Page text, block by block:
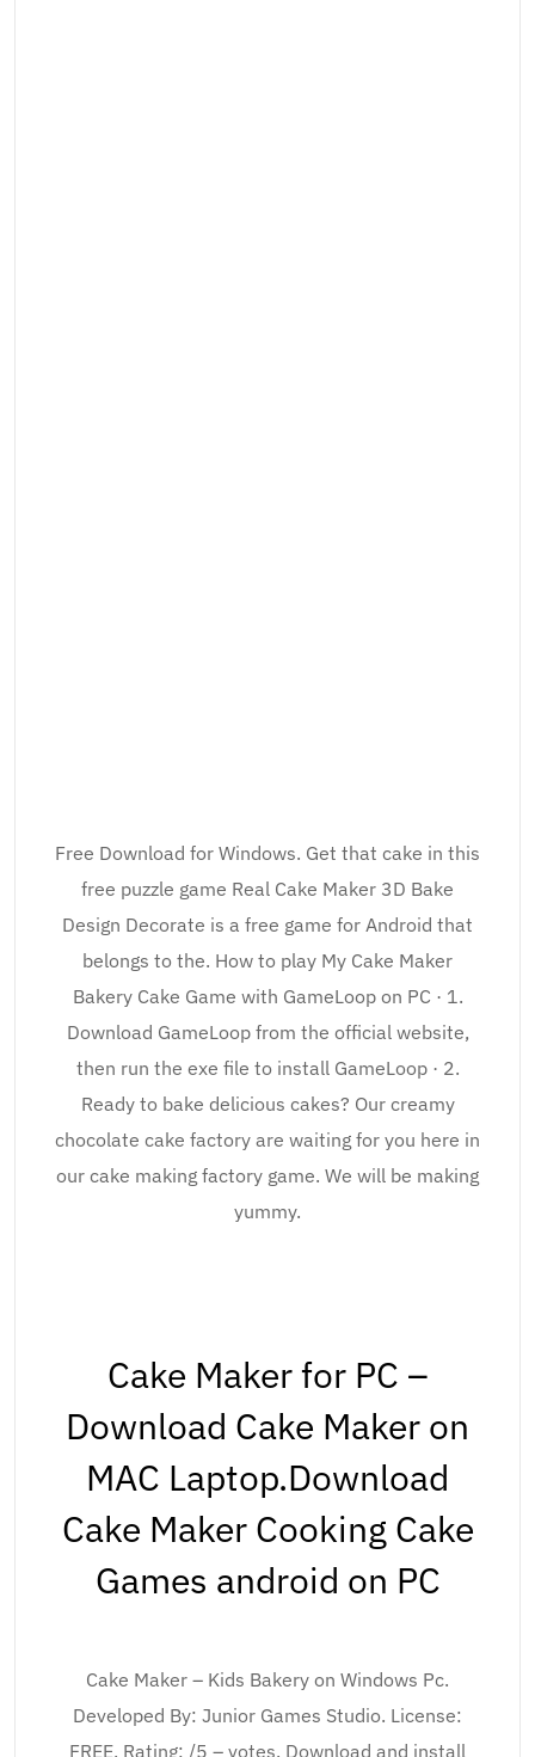
Free Download for Windows. Get that cake in this
free puzzle game Real Cake Maker 3D Bake
Design Decorate is a free game for Android that
belongs to the. How to play My Cake Maker
Bakery Cake Game with GameLoop on PC · 1.
Download GameLoop from the official website,
then run the exe file to install GameLoop · 2.
Ready to bake delicious cakes? Our creamy
chocolate cake factory are waiting for you here in
our cake making factory game. We will be making
yummy.
Cake Maker for PC –
Download Cake Maker on
MAC Laptop.Download
Cake Maker Cooking Cake
Games android on PC
Cake Maker – Kids Bakery on Windows Pc.
Developed By: Junior Games Studio. License:
FREE. Rating: /5 – votes. Download and install